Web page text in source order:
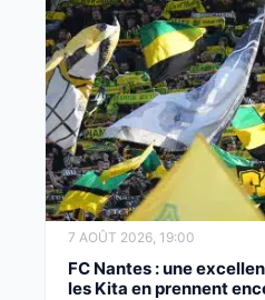
7 AOÛT 2026, 19:00
FC Nantes : une
les Kita en prennent